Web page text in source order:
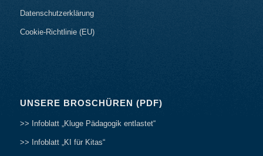
Datenschutzerklärung
Cookie-Richtlinie (EU)
UNSERE BROSCHÜREN (PDF)
>> Infoblatt „Kluge Pädagogik entlastet“
>> Infoblatt „KI für Kitas“